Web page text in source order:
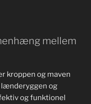
mellem
kroppen og maven
lænderyggen og
og funktionel